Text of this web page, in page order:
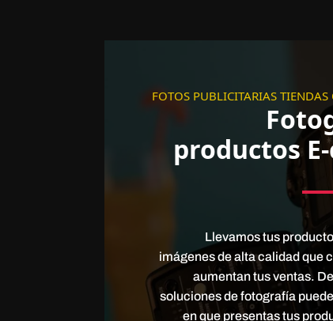
FOTOS PUBLICITARIAS
productos
Llevamos tus
imágenes de alta calidad que
aumentan tus ventas.
soluciones de fotografía
en que presentas tus